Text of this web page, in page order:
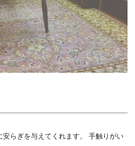
らぎを与えてくれます。 手触りがい